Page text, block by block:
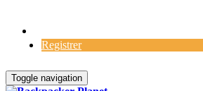
Registrer
Toggle navigation